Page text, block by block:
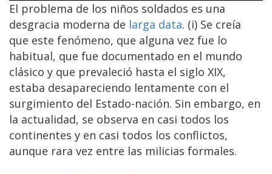
El problema de los niños soldados es una
desgracia moderna de larga data. (i) Se creía
que este fenómeno, que alguna vez fue lo
habitual, que fue documentado en el mundo
clásico y que prevaleció hasta el siglo XIX,
estaba desapareciendo lentamente con el
surgimiento del Estado-nación. Sin embargo, en
la actualidad, se observa en casi todos los
continentes y en casi todos los conflictos,
aunque rara vez entre las milicias formales.